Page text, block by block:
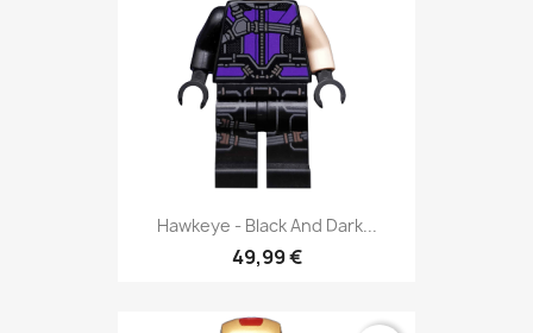
Hawkeye - Black And Dark...
49,99 €